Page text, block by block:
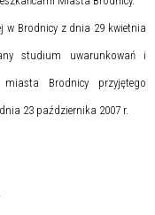
w Brodnicy z dnia 29 kwietnia
studium uwarunkowań i
miasta Brodnicy przyjętego
23 października 2007 r.